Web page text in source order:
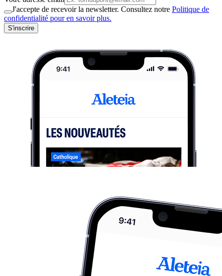
J'accepte de recevoir la newsletter. Consultez notre Politique de
confidentialité pour en savoir plus.
S'inscrire